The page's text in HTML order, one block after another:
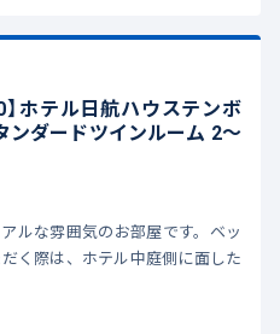
】ホテル日航ハウステンボ
ダードツインルーム 2～
ルな雰囲気のお部屋です。ベッ
く際は、ホテル中庭側に面した